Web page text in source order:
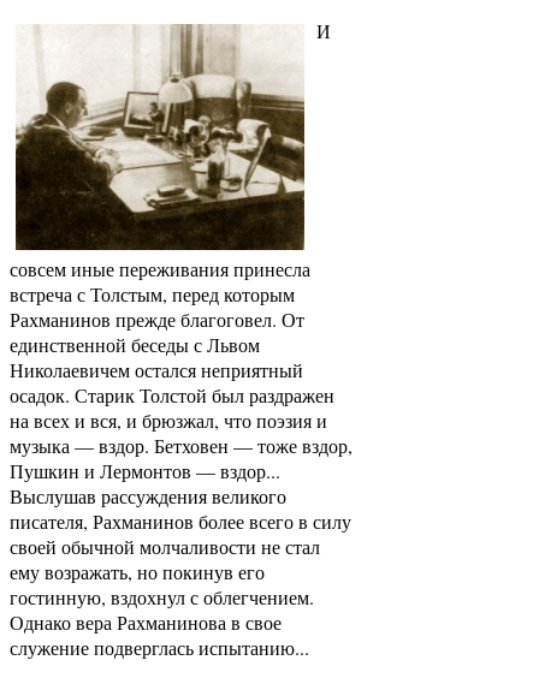
И
совсем иные переживания принесла
встреча с Толстым, перед которым
Рахманинов прежде благоговел. От
единственной беседы с Львом
Николаевичем остался неприятный
осадок. Старик Толстой был раздражен
на всех и вся, и брюзжал, что поэзия и
музыка — вздор. Бетховен — тоже вздор,
Пушкин и Лермонтов — вздор...
Выслушав рассуждения великого
писателя, Рахманинов более всего в силу
своей обычной молчаливости не стал
ему возражать, но покинув его
гостинную, вздохнул с облегчением.
Однако вера Рахманинова в свое
служение подверглась испытанию...